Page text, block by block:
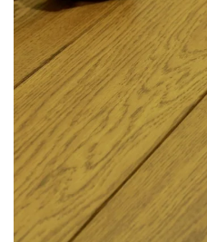
Deski w odcieniu
myśl kolor jesiennych
dla fanów stylu retro.
Walczak to niewątpliwie
zwłaszcza
rozwiązań
nie można przejść
i trwałość